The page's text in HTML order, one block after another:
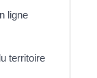
ligne
territoire